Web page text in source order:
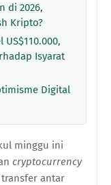
di 2026,
Kripto?
Isyarat
Digital
minggu ini
cryptocurrency
antar